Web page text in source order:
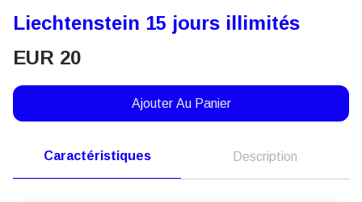
Liechtenstein 15 jours illimités
EUR 20
Ajouter Au Panier
Caractéristiques Description